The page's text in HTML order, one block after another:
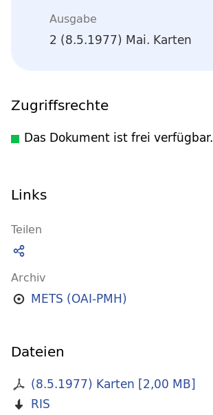
Ausgabe
2 (8.5.1977) Mai. Karten
Zugriffsrechte
Das Dokument ist frei verfügbar.
Links
Teilen
Archiv
METS (OAI-PMH)
Dateien
(8.5.1977) Karten [2,00 MB]
RIS